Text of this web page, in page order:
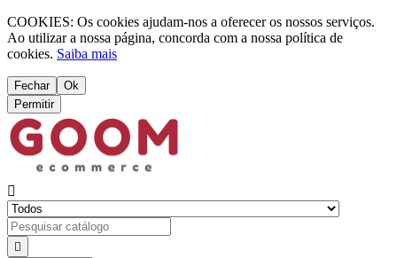
COOKIES: Os cookies ajudam-nos a oferecer os nossos serviços.
Ao utilizar a nossa página, concorda com a nossa política de
cookies. Saiba mais
Fechar
Ok
Permitir

